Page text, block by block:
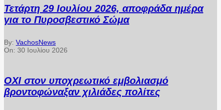
Τετάρτη 29 Ιουλίου 2026, αποφράδα ημέρα
για το Πυροσβεστικό Σώμα
By: VachosNews
On: 30 Ιουλίου 2026
ΟΧΙ στον υποχρεωτικό εμβολιασμό
βροντοφώναξαν χιλιάδες πολίτες